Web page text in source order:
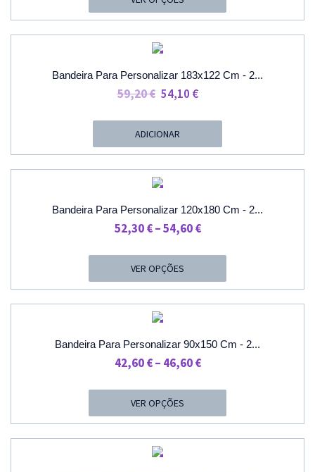
Through
40,40 €
Bandeira Para Personalizar 183x122 Cm - 2...
59,20€ O
Original
Era:
59,20 €.
54,10 €O
É:
54,10 €.
ADICIONAR
Bandeira Para Personalizar 120x180 Cm - 2...
52,30€ –54,60€Price
Through
54,60 €
VER OPÇÕES
Bandeira Para Personalizar 90x150 Cm - 2...
42,60€ – 46,60€Price
Through
46,60 €
VER OPÇÕES